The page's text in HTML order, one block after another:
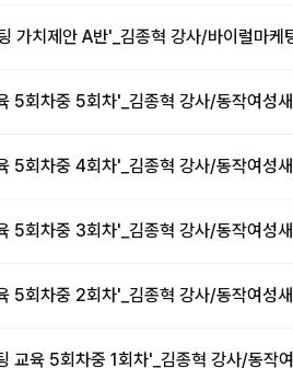
가치제안 A반'_김종혁 강사/바이럴마
5회차중 5회차'_김종혁 강사/동작여성
5회차중 4회차'_김종혁 강사/동작여성
5회차중 3회차'_김종혁 강사/동작여성
5회차중 2회차'_김종혁 강사/동작여성
교육 5회차중 1회차'_김종혁 강사/동작